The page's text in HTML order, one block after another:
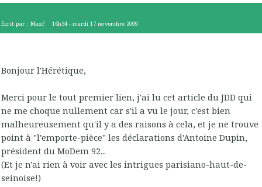
Écrit par : MaxF 16h34 -mardi 17 novembre 2009
Bonjour l'Hérétique,
Merci pour le tout premier lien, j'ai lu cet article du JDD qui
ne me choque nullement car s'il a vu le jour, c'est bien
malheureusement qu'il y a des raisons à cela, et je ne trouve
point à "l'emporte-pièce" les déclarations d'Antoine Dupin,
président du MoDem 92...
(Et je n'ai rien à voir avec les intrigues parisiano-haut-de-
seinoise!)